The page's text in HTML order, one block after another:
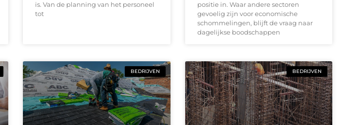
is. Van de planning van het personeel
tot
positie in. Waar andere sectoren
gevoelig zijn voor economische
schommelingen, blijft de vraag naar
dagelijkse boodschappen
BEDRIJVEN BEDRIJVEN